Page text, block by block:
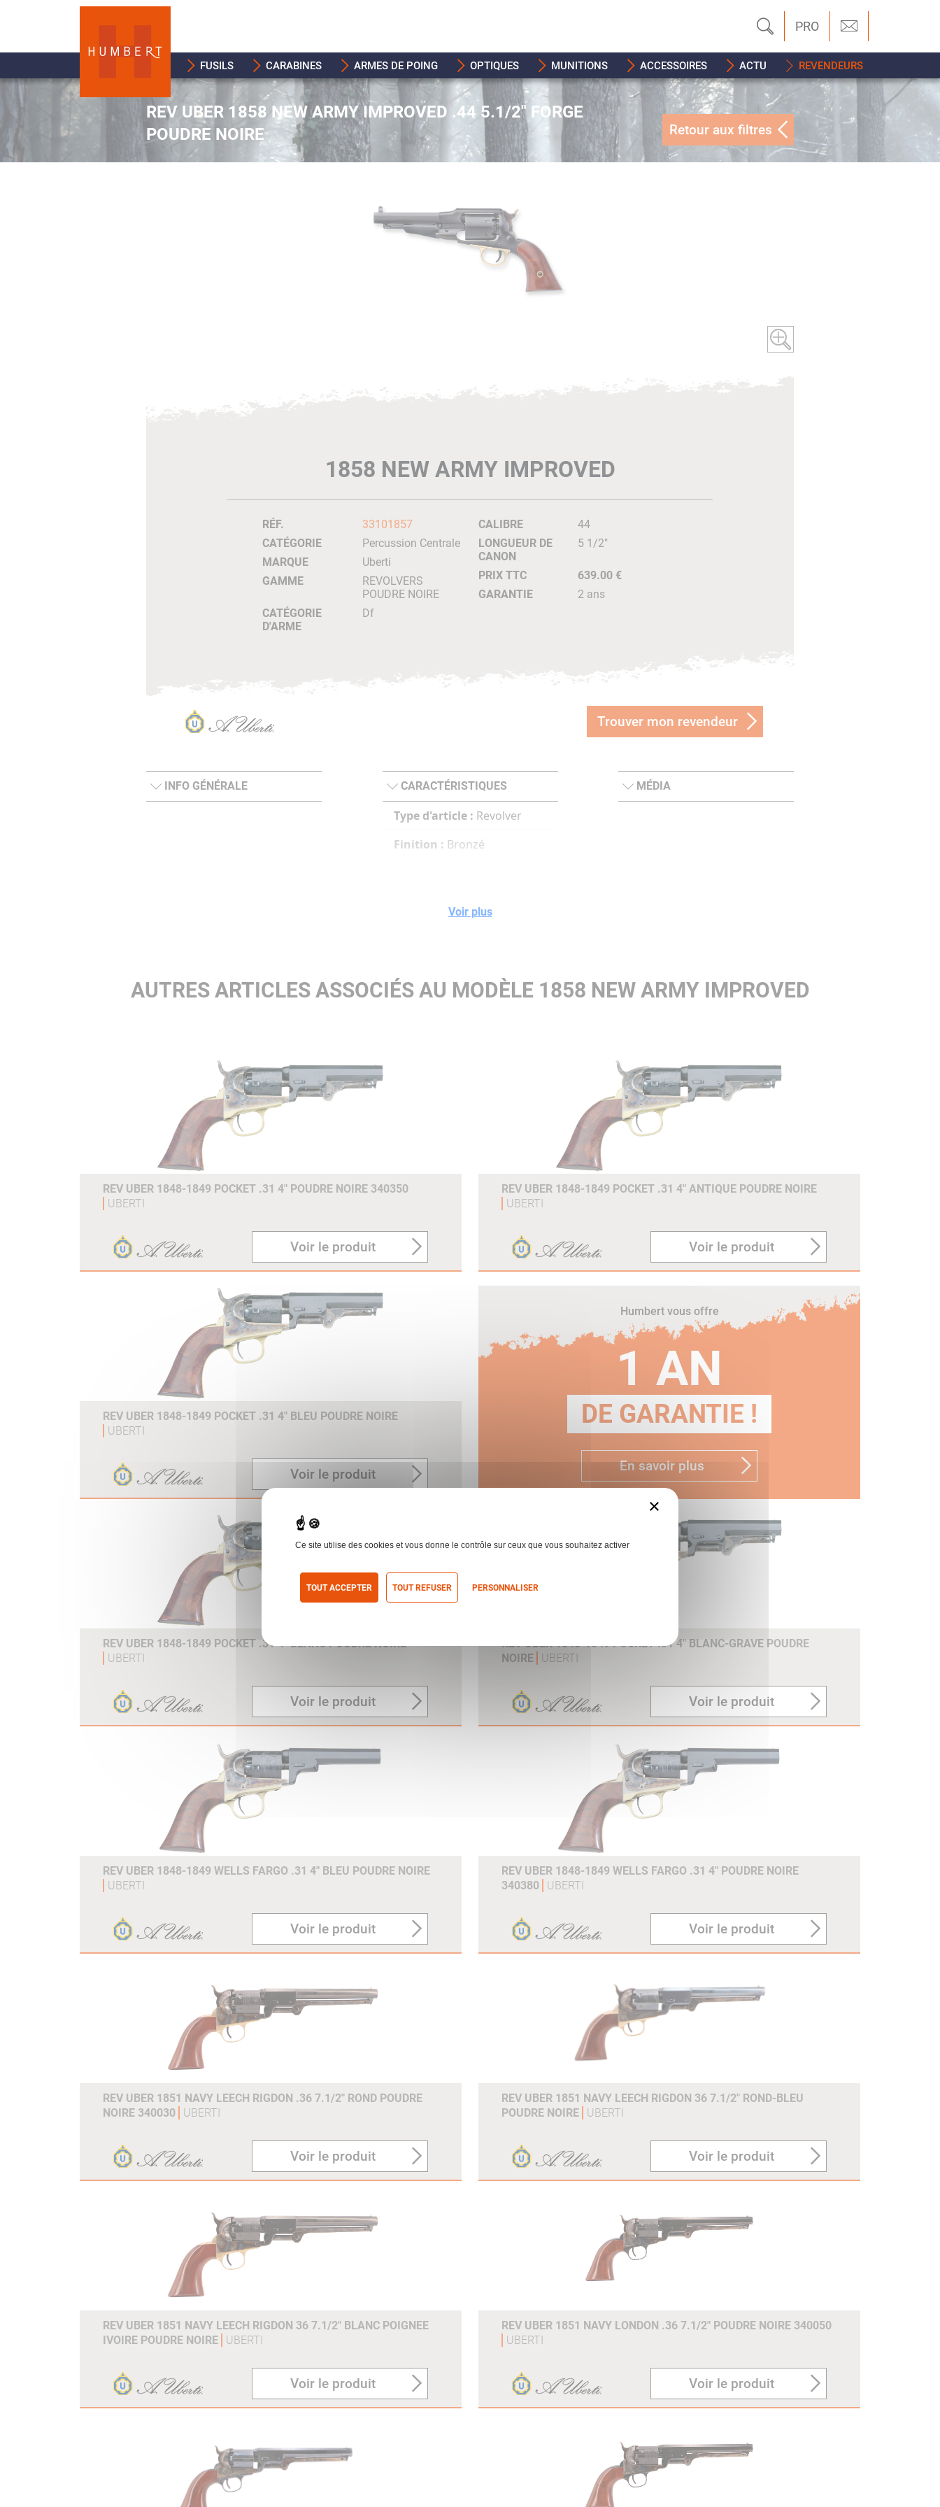
PRO
FUSILS CARABINES ARMES DE POING OPTIQUES MUNITIONS ACCESSOIRES ACTU REVENDEURS
REV UBER 1858 NEW ARMY IMPROVED .44 5.1/2" FORGE
POUDRE NOIRE
Retour aux filtres
1858 NEW ARMY IMPROVED
RÉF.
33101857
CATÉGORIE
Percussion Centrale
MARQUE
Uberti
GAMME
REVOLVERS
POUDRE NOIRE
CATÉGORIE
D'ARME
Df
CALIBRE
44
LONGUEUR DE
CANON
5 1/2"
PRIX TTC
639.00 €
GARANTIE
2 ans
Trouver mon revendeur
INFO GÉNÉRALE CARACTÉRISTIQUES
Type d'article : Revolver
Finition : Bronzé
MÉDIA
Voir plus
AUTRES ARTICLES ASSOCIÉS AU MODÈLE 1858 NEW ARMY IMPROVED
REV UBER 1848-1849 POCKET .31 4" POUDRE NOIRE 340350
UBERTI
Voir le produit
REV UBER 1848-1849 POCKET .31 4" ANTIQUE POUDRE NOIRE
UBERTI
Voir le produit
REV UBER 1848-1849 POCKET .31 4" BLEU POUDRE NOIRE
UBERTI
Voir le produit
Humbert vous offre
1 AN
DE GARANTIE !
En savoir plus
REV UBER 1848-1849 POCKET .31 4" BLANC POUDRE NOIRE
UBERTI
Voir le produit
REV UBER 1848-1849 POCKET .31 4" BLANC-GRAVE POUDRE
NOIRE
UBERTI
Voir le produit
REV UBER 1848-1849 WELLS FARGO .31 4" BLEU POUDRE NOIRE
UBERTI
Voir le produit
REV UBER 1848-1849 WELLS FARGO .31 4" POUDRE NOIRE
340380
UBERTI
Voir le produit
REV UBER 1851 NAVY LEECH RIGDON .36 7.1/2" ROND POUDRE
NOIRE 340030
UBERTI
Voir le produit
REV UBER 1851 NAVY LEECH RIGDON 36 7.1/2" ROND-BLEU
POUDRE NOIRE
UBERTI
Voir le produit
REV UBER 1851 NAVY LEECH RIGDON 36 7.1/2" BLANC POIGNEE
IVOIRE POUDRE NOIRE
UBERTI
Voir le produit
REV UBER 1851 NAVY LONDON .36 7.1/2" POUDRE NOIRE 340050
UBERTI
Voir le produit
×
Ce site utilise des cookies et vous donne le contrôle sur ceux que vous souhaitez activer
TOUT ACCEPTER TOUT REFUSER PERSONNALISER